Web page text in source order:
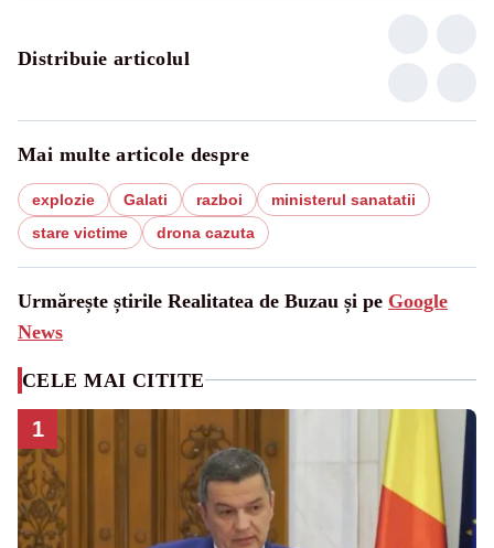
Distribuie articolul
Mai multe articole despre
explozie Galati razboi
ministerul sanatatii
stare victime
drona cazuta
Urmărește știrile Realitatea de Buzau și pe Google
News
CELE MAI CITITE
1